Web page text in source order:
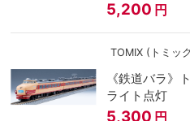
5,200 円
TOMIX (トミッ
《鉄道バラ》
ライト点灯
5,300 円